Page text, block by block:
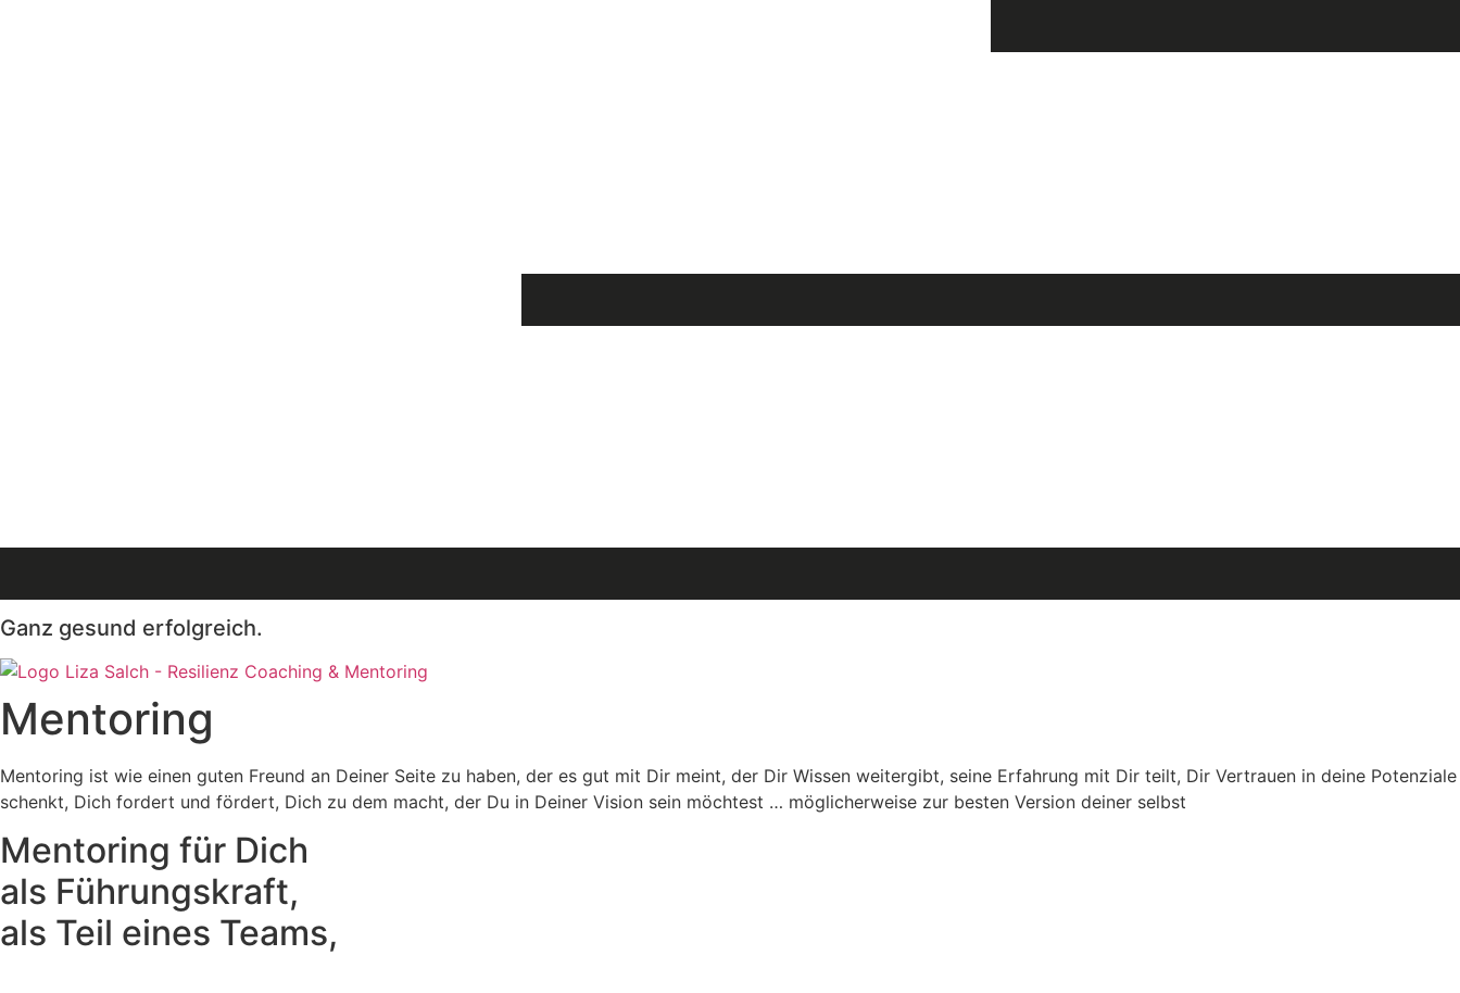
Ganz gesund erfolgreich.
Mentoring
Mentoring ist wie einen guten Freund an Deiner Seite zu haben, der es gut mit Dir meint, der Dir Wissen weitergibt, seine Erfahrung mit Dir teilt, Dir Vertrauen in deine Potenziale
schenkt, Dich fordert und fördert, Dich zu dem macht, der Du in Deiner Vision sein möchtest … möglicherweise zur besten Version deiner selbst
Mentoring für Dich
als Führungskraft,
als Teil eines Teams,